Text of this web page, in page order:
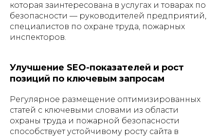
которая заинтересована в услугах и товарах по
безопасности — руководителей предприятий,
специалистов по охране труда, пожарных
инспекторов.
Улучшение SEO-показателей и рост
позиций по ключевым запросам
Регулярное размещение оптимизированных
статей с ключевыми словами из области
охраны труда и пожарной безопасности
способствует устойчивому росту сайта в